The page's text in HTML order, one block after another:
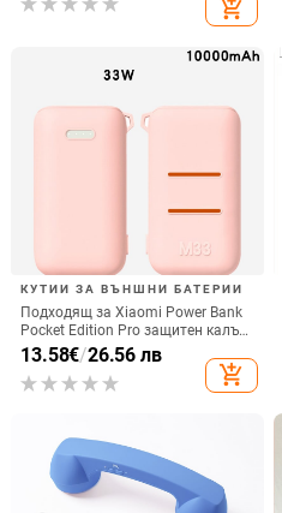
електроплатиран финиш
add_shopping_cart
КУТИИ ЗА ВЪНШНИ БАТЕРИИ
Подходящ за Xiaomi Power Bank
Pocket Edition Pro защитен калъф
33W силиконов 10000mA
неплъзгащ се защитен калъф за
Power Bank
13.58€/26.56 лв
add_shopping_cart